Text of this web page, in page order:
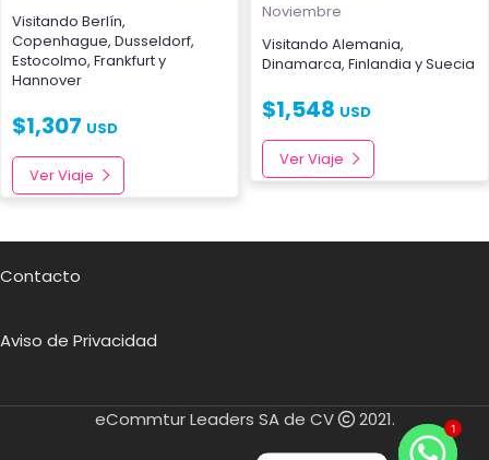
Visitando Berlín,
Copenhague, Dusseldorf,
Estocolmo, Frankfurty
Hannover
$1,307 USD
Ver Viaje
Noviembre
Visitando Alemania,
Dinamarca, Finlandia ySuecia
$1,548 USD
Ver Viaje
Contacto
Aviso de Privacidad
eCommtur Leaders SA de CV 2021.
1